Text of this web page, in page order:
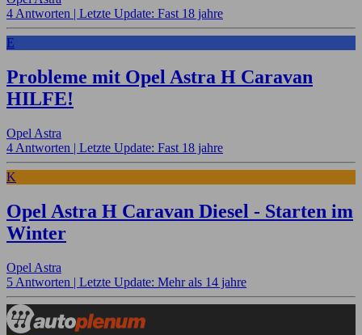
4 Antworten | Letzte Update: Fast 18 jahre
E
Probleme mit Opel Astra H Caravan
HILFE!
Opel Astra
4 Antworten | Letzte Update: Fast 18 jahre
K
Opel Astra H Caravan Diesel - Starten im
Winter
Opel Astra
5 Antworten | Letzte Update: Mehr als 14 jahre